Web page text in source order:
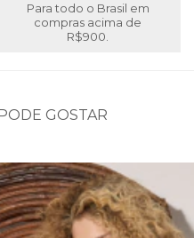
Para todo o Brasil em
compras acima de
R$900.
GOSTAR